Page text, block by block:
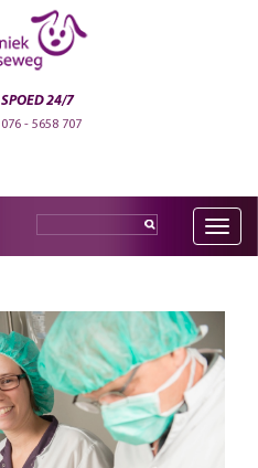
SPOED 24/7
076 - 5658 707
Toggle